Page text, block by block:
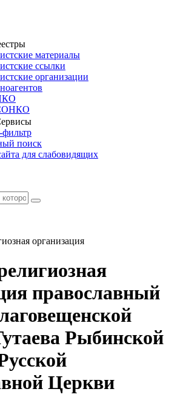
материалы
ссылки
организации
поиск
для слабовидящих
организация
православный
Рыбинской
Церкви